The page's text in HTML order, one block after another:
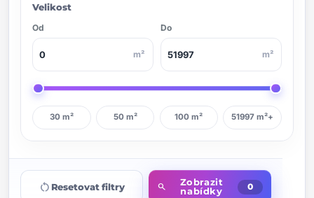
Velikost
Od
m²
Do
m²
30 m² 50 m² 100 m² 51997 m²+
restart_alt Resetovat filtry search
Zobrazit
nabídky
0